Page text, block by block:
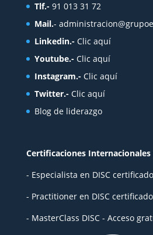
Tlf.- 91 013 31 72
Mail.-
Linkedin.- Clic aquí
Youtube.- Clic aquí
Instagram.- Clic aquí
Twitter.- Clic aquí
Blog de liderazgo
Certificaciones Internacionales
- Especialista en DISC
- Practitioner en DISC
- MasterClass DISC - Acceso